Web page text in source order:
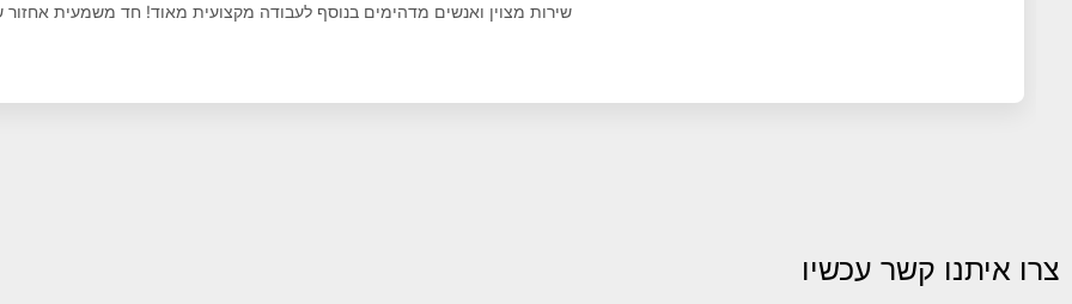
שירות מצוין ואנשים מדהימים בנוסף לעבודה מקצועית מאוד! חד משמעית אחזור
צרו איתנו קשר עכשיו